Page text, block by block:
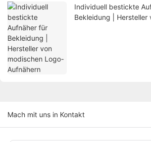
Individuell bestickte
Bekleidung | Hersteller
Mach mit uns in Kontakt